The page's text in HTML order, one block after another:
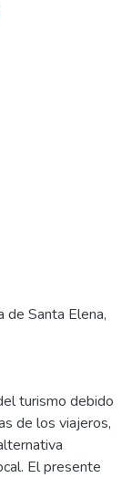
de Santa Elena,
turismo debido
de los viajeros,
El presente